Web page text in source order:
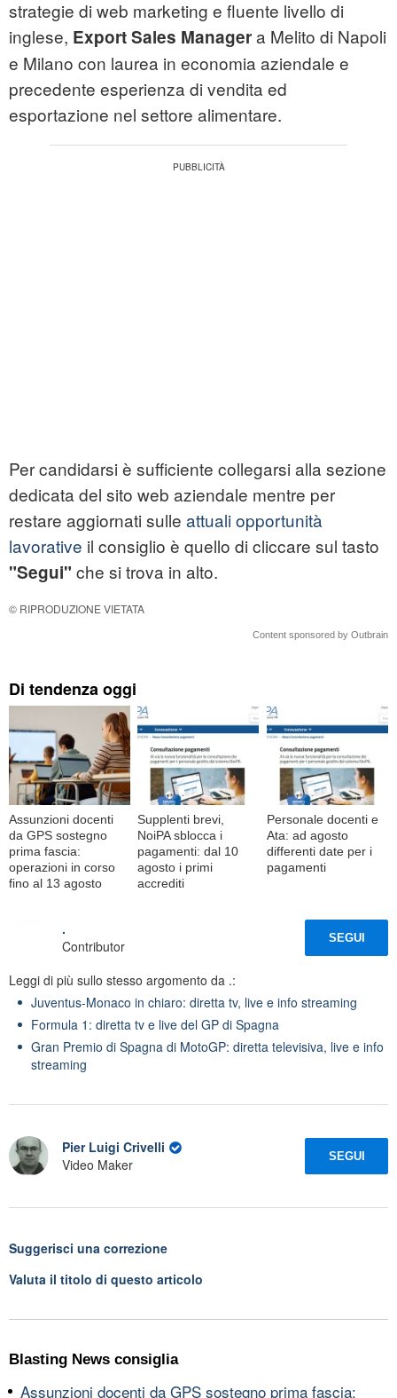
strategie di web marketing e fluente livello di
inglese, Export Sales Managera Melito di Napoli
e Milano con laurea in economia aziendale e
precedente esperienza di vendita ed
esportazione nel settore alimentare.
Per candidarsi è sufficiente collegarsi alla sezione
dedicata del sito web aziendale mentre per
restare aggiornati sulle attuali opportunità
lavorative il consiglio è quello di cliccare sul tasto
"Segui" che si trova in alto.
© RIPRODUZIONE VIETATA
Content sponsored by Outbrain
Di tendenza oggi
Assunzioni docenti
da GPS sostegno
prima fascia:
operazioni in corso
fino al 13 agosto
Supplenti brevi,
NoiPA sblocca i
pagamenti: dal 10
agosto i primi
accrediti
Personale docenti e
Ata: ad agosto
differenti date per i
pagamenti
.
Contributor
SEGUI
Leggi di più sullo stesso argomento da .:
Juventus-Monaco in chiaro: diretta tv, live e info streaming
Formula 1: diretta tv e live del GP di Spagna
Gran Premio di Spagna di MotoGP: diretta televisiva, live e info
streaming
Pier Luigi Crivelli
Video Maker
SEGUI
Suggerisci una correzione
Valuta il titolo di questo articolo
Blasting News consiglia
Assunzioni docenti da GPS sostegno prima fascia: